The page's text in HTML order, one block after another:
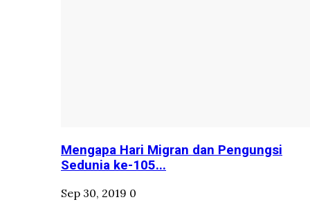
Mengapa Hari Migran dan Pengungsi
Sedunia ke-105...
Sep 30, 2019 0